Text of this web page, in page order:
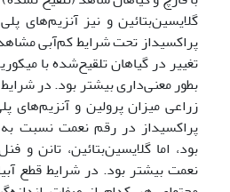
گلایسین‌بتائین و نیز آنزیم‌های
پراکسیداز تحت شرایط کم‌آبی
تغییر در گیاهان تلقیح‌شده با
زراعی میزان پرولین و آنزیم‌های
پراکسیداز در رقم نعمت نسبت
بود، اما گلایسین‌بتائین، تانن و